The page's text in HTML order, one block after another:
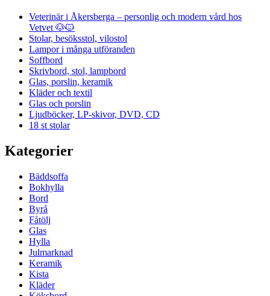
Veterinär i Åkersberga – personlig och modern vård hos
Vetvet 🐶🐱
Stolar, besöksstol, vilostol
Lampor i många utföranden
Soffbord
Skrivbord, stol, lampbord
Glas, porslin, keramik
Kläder och textil
Glas och porslin
Ljudböcker, LP-skivor, DVD, CD
18 st stolar
Kategorier
Bäddsoffa
Bokhylla
Bord
Byrå
Fåtölj
Glas
Hylla
Julmarknad
Keramik
Kista
Kläder